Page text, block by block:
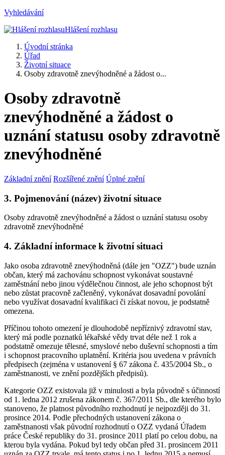
Vyhledávání
Hlášení rozhlasu
Úvodní stránka
Úřad
Životní situace
Osoby zdravotně znevýhodněné a žádost o...
Osoby zdravotně
znevýhodněné a žádost o
uznání statusu osoby zdravotně
znevýhodněné
Základní znění Rozšířené znění Úplné znění
3. Pojmenování (název) životní situace
Osoby zdravotně znevýhodněné a žádost o uznání statusu osoby
zdravotně znevýhodněné
4. Základní informace k životní situaci
Jako osoba zdravotně znevýhodněná (dále jen "OZZ") bude uznán
občan, který má zachovánu schopnost vykonávat soustavné
zaměstnání nebo jinou výdělečnou činnost, ale jeho schopnost být
nebo zůstat pracovně začleněný, vykonávat dosavadní povolání
nebo využívat dosavadní kvalifikaci či získat novou, je podstatně
omezena.
Příčinou tohoto omezení je dlouhodobě nepříznivý zdravotní stav,
který má podle poznatků lékařské vědy trvat déle než 1 rok a
podstatně omezuje tělesné, smyslové nebo duševní schopnosti a tím
i schopnost pracovního uplatnění. Kritéria jsou uvedena v právních
předpisech (zejména v ustanovení § 67 zákona č. 435/2004 Sb., o
zaměstnanosti, ve znění pozdějších předpisů).
Kategorie OZZ existovala již v minulosti a byla původně s účinností
od 1. ledna 2012 zrušena zákonem č. 367/2011 Sb., dle kterého bylo
stanoveno, že platnost původního rozhodnutí je nejpozději do 31.
prosince 2014. Podle přechodných ustanovení zákona o
zaměstnanosti však původní rozhodnutí o OZZ vydaná Úřadem
práce České republiky do 31. prosince 2011 platí po celou dobu, na
kterou byla vydána. Pokud byl tedy občan před 31. prosincem 2011